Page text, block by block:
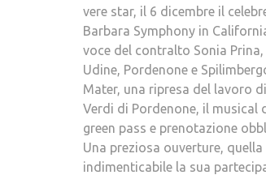
vere star, il 6 dicembre il
Barbara Symphony in
voce del contralto Sonia
Udine, Pordenone e
Mater, una ripresa del lavoro
Verdi di Pordenone, il
green pass e prenotazione
Una preziosa ouverture,
indimenticabile la sua